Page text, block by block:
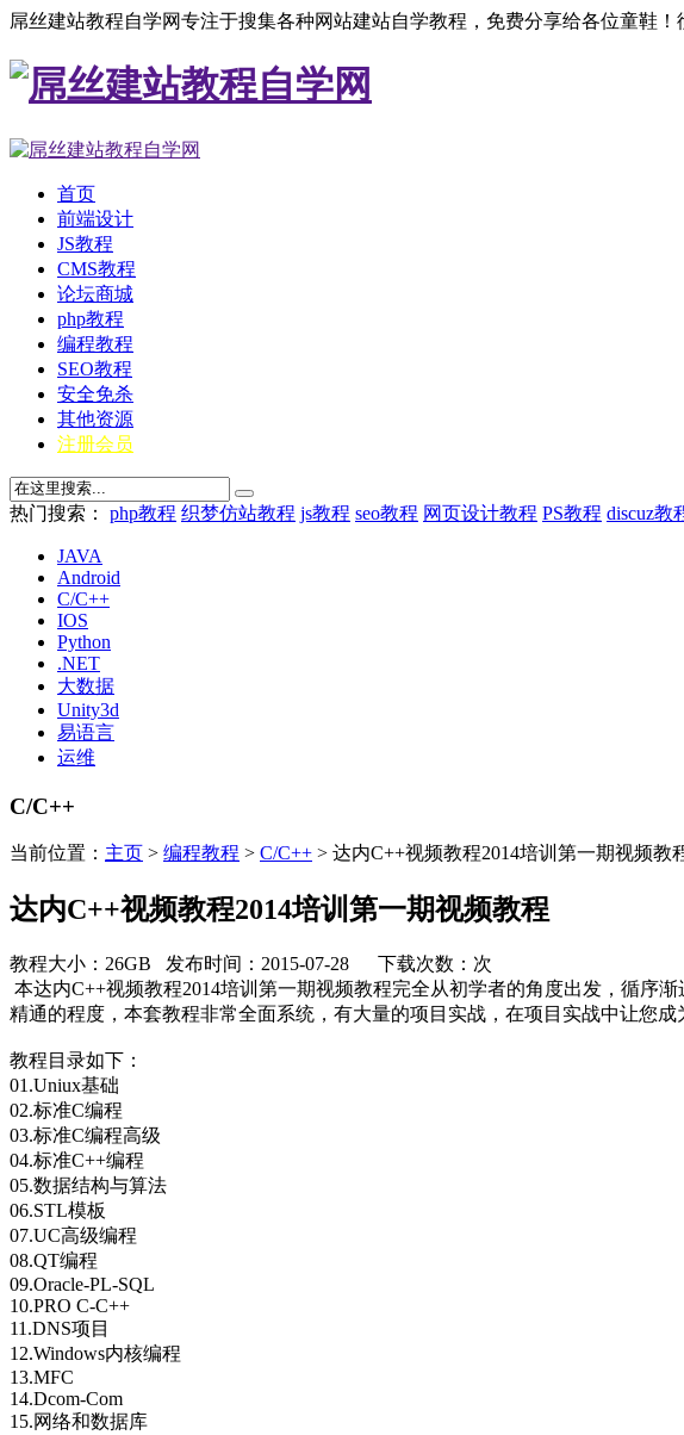
屌丝建站教程自学网专注于搜集各种网站建站自学教程，免费分享给各位童鞋
首页
前端设计
JS教程
CMS教程
论坛商城
php教程
编程教程
SEO教程
安全免杀
其他资源
注册会员
热门搜索： php教程 织梦仿站教程 js教程 seo教程 网页设计教程 PS教程 discuz教
JAVA
Android
C/C++
IOS
Python
.NET
大数据
Unity3d
易语言
运维
C/C++
当前位置： 主页 > 编程教程 > C/C++ > 达内C++视频教程2014培训第一期视频教
达内C++视频教程2014培训第一期视频教程
教程大小：26GB 发布时间：2015-07-28 下载次数： 次
本达内C++视频教程2014培训第一期视频教程完全从初学者的角度出发，循序
精通的程度，本套教程非常全面系统，有大量的项目实战，在项目实战中让您成
教程目录如下：
01.Uniux基础
02.标准C编程
03.标准C编程高级
04.标准C++编程
05.数据结构与算法
06.STL模板
07.UC高级编程
08.QT编程
09.Oracle-PL-SQL
10.PRO C-C++
11.DNS项目
12.Windows内核编程
13.MFC
14.Dcom-Com
15.网络和数据库